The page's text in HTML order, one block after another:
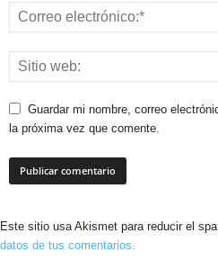
Guardar mi nombre, correo
la próxima vez que comente.
Este sitio usa Akismet para reducir el
datos de tus comentarios.